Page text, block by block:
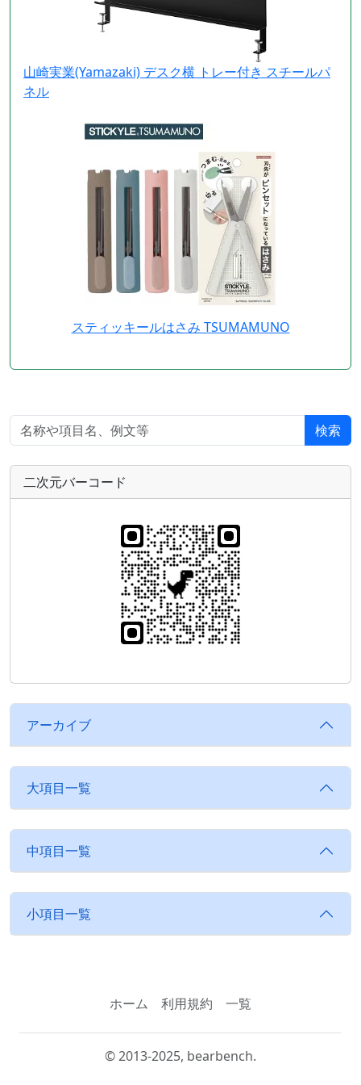
山崎実業(Yamazaki) デスク横 トレー付き スチールパ
ネル
スティッキールはさみ TSUMAMUNO
検索
二次元バーコード
アーカイブ
大項目一覧
中項目一覧
小項目一覧
ホーム 利用規約 一覧
© 2013-2025, bearbench.